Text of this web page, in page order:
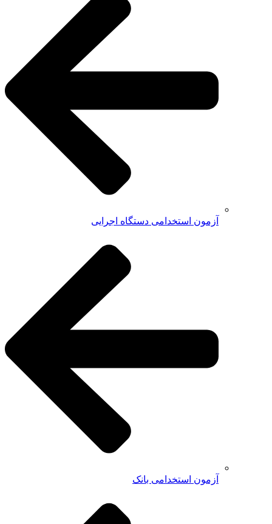
آزمون استخدامی دستگاه اجرایی
آزمون استخدامی بانک